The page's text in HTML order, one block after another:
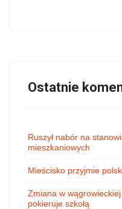
Ostatnie
Ruszył nabór na
mieszkaniowych
Mieścisko przyjmie
Zmiana w
pokieruje szkołą